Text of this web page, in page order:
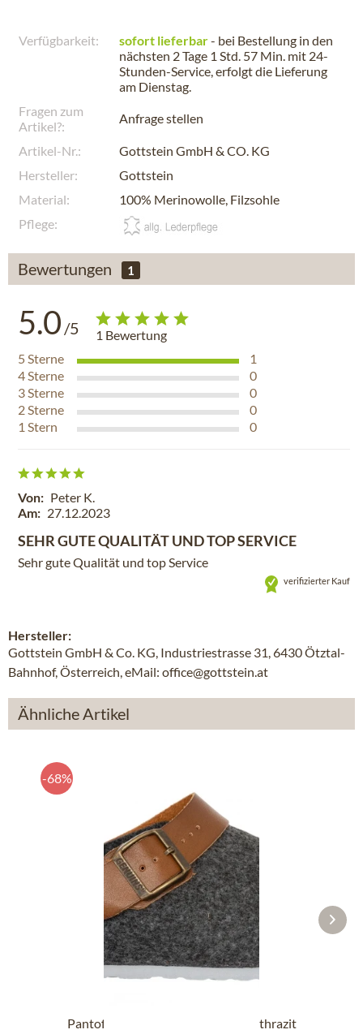
Verfügbarkeit: sofort lieferbar- bei Bestellung in den
nächsten 2 Tage 1 Std. 57 Min. mit 24-
Stunden-Service, erfolgt die Lieferung
am Dienstag.
Fragen zum
Artikel?:
Anfrage stellen
Artikel-Nr.:
Gottstein GmbH & CO. KG
Hersteller:
Gottstein
Material:
100% Merinowolle, Filzsohle
Pflege:
Bewertungen 1
5.0 /5 1 Bewertung
5Sterne
1
4Sterne
0
3Sterne
0
2Sterne
0
1 Stern 0
Von: Peter K.
Am: 27.12.2023
SEHR GUTE QUALITÄT UND TOP SERVICE
Sehr gute Qualität und top Service
verifizierter Kauf
Hersteller:
Gottstein GmbH & Co. KG, Industriestrasse 31, 6430 Ötztal-
Bahnhof, Österreich, eMail: office@gottstein.at
Ähnliche Artikel
-68%
Pantoffel G102997 SHETLAND anthrazit